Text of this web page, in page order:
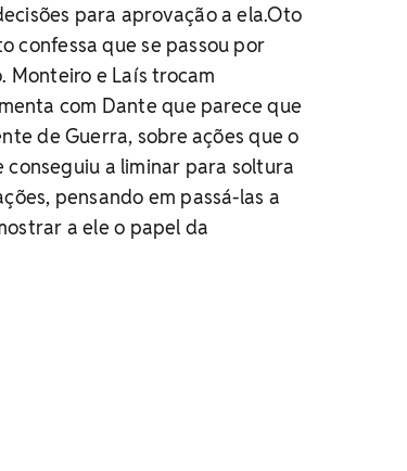
para aprovação a ela.Oto
confessa que se passou por
Monteiro e Laís trocam
com Dante que parece que
de Guerra, sobre ações que o
a liminar para soltura
pensando em passá-las a
a ele o papel da